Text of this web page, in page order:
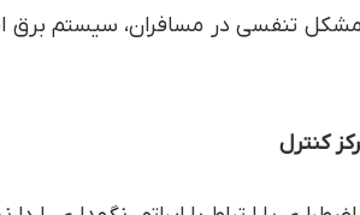
مشکل تنفسی در مسافران، سیستم برق
کنترل